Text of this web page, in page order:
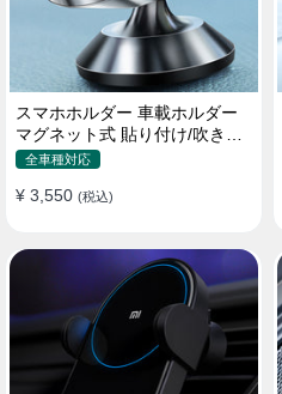
スマホホルダー 車載ホルダー
マグネット式 貼り付け/吹き出
し口 合金 多機種対応
全車種対応
¥ 3,550 (税込)